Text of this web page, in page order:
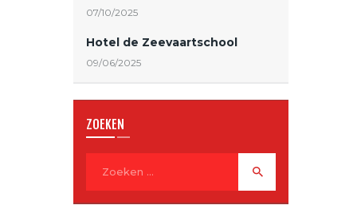
07/10/2025
Hotel de Zeevaartschool
09/06/2025
ZOEKEN